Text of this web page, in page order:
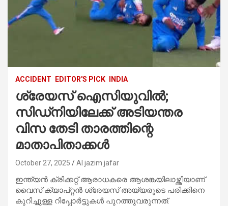
ACCIDENT EDITOR'S PICK INDIA
ശ്രേയസ് ഐസിയുവില്‍;
സിഡ്‌നിയിലേക്ക് അടിയന്തര
വിസ തേടി താരത്തിന്റെ
മാതാപിതാക്കള്‍
October 27, 2025 Al jazim jafar
ഇന്ത്യൻ ക്രിക്കറ്റ് ആരാധകരെ ആശങ്കയിലാഴ്ത്തിയാണ്
വൈസ് ക്യാപ്റ്റൻ‌ ശ്രേയസ് അയ്യരുടെ പരിക്കിനെ
കുറിച്ചുള്ള റിപ്പോർട്ടുകൾ പുറത്തുവരുന്നത്.